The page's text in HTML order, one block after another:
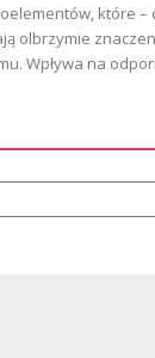
które –
olbrzymie
Wpływa na